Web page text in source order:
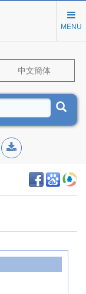
MENU
中文簡体